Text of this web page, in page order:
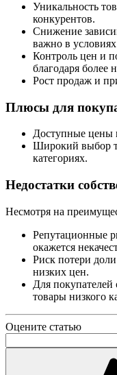
Уникальность
конкурентов.
Снижение
важно в
Контроль цен и
благодаря более
Рост продаж и
Плюсы для
Доступные цены
Широкий выбор
категориях.
Недостатки
Несмотря на
Репутационные
окажется
Риск потери
низких цен.
Для покупателей
товары низкого
Оцените статью